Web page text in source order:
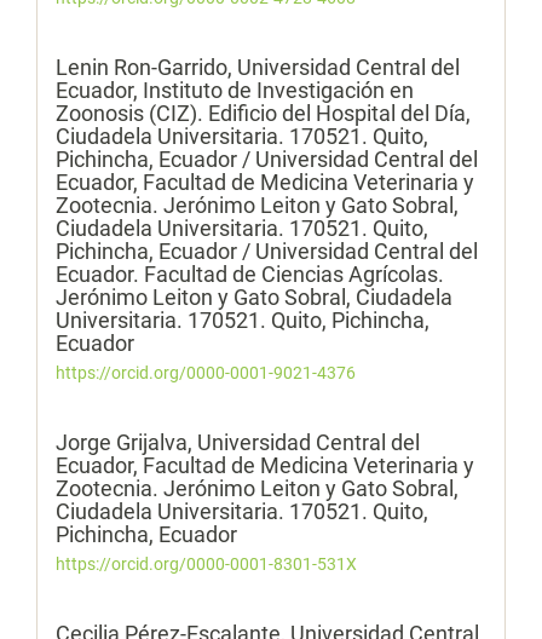
Lenin Ron-Garrido, Universidad Central del
Ecuador, Instituto de Investigación en
Zoonosis (CIZ). Edificio del Hospital del Día,
Ciudadela Universitaria. 170521. Quito,
Pichincha, Ecuador / Universidad Central del
Ecuador, Facultad de Medicina Veterinaria y
Zootecnia. Jerónimo Leiton y Gato Sobral,
Ciudadela Universitaria. 170521. Quito,
Pichincha, Ecuador / Universidad Central del
Ecuador. Facultad de Ciencias Agrícolas.
Jerónimo Leiton y Gato Sobral, Ciudadela
Universitaria. 170521. Quito, Pichincha,
Ecuador
https://orcid.org/0000-0001-9021-4376
Jorge Grijalva, Universidad Central del
Ecuador, Facultad de Medicina Veterinaria y
Zootecnia. Jerónimo Leiton y Gato Sobral,
Ciudadela Universitaria. 170521. Quito,
Pichincha, Ecuador
https://orcid.org/0000-0001-8301-531X
Cecilia Pérez-Escalante, Universidad Central